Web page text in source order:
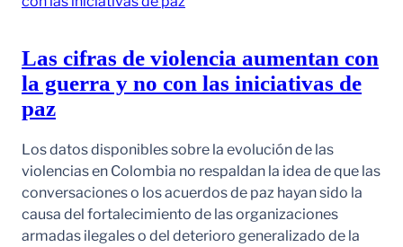
Las cifras de violencia aumentan con
la guerra y no con las iniciativas de
paz
Los datos disponibles sobre la evolución de las
violencias en Colombia no respaldan la idea de que las
conversaciones o los acuerdos de paz hayan sido la
causa del fortalecimiento de las organizaciones
armadas ilegales o del deterioro generalizado de la